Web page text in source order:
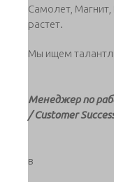
Самолет, Магнит,
растет.
Мы ищем
Менеджер по
/ Customer
в